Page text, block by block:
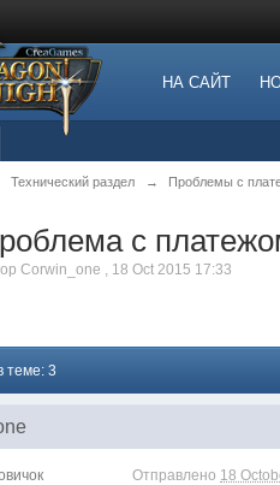
НА САЙТ
Технический раздел → Проблемы с
с
Corwin_one , 18 Oct 2015 17:33
теме: 3
Отправлено 18